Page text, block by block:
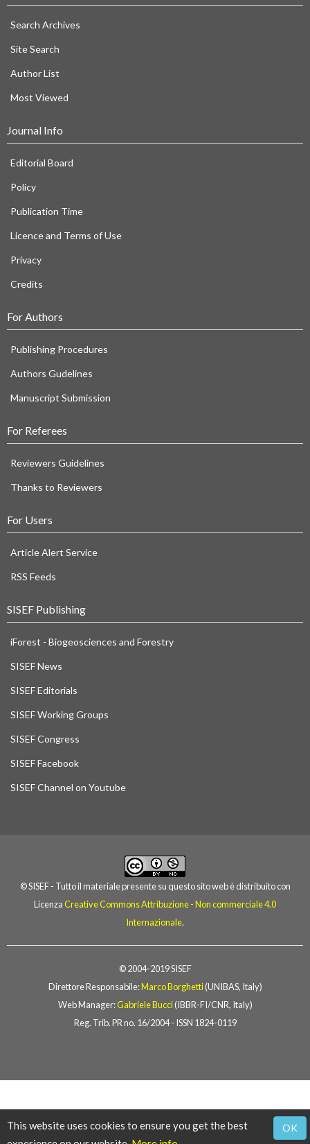
Search Archives
Site Search
Author List
Most Viewed
Journal Info
Editorial Board
Policy
Publication Time
Licence and Terms of Use
Privacy
Credits
For Authors
Publishing Procedures
Authors Gudelines
Manuscript Submission
For Referees
Reviewers Guidelines
Thanks to Reviewers
For Users
Article Alert Service
RSS Feeds
SISEF Publishing
iForest - Biogeosciences and Forestry
SISEF News
SISEF Editorials
SISEF Working Groups
SISEF Congress
SISEF Facebook
SISEF Channel on Youtube
© SISEF - Tutto il materiale presente su questo sito web è distribuito con
Licenza Creative Commons Attribuzione - Non commerciale 4.0
Internazionale.
© 2004-2019 SISEF
Direttore Responsabile:Marco Borghetti(UNIBAS, Italy)
Web Manager:Gabriele Bucci(IBBR-FI/CNR, Italy)
Reg. Trib. PR no. 16/2004 - ISSN 1824-0119
OK
This website uses cookies to ensure you get the best